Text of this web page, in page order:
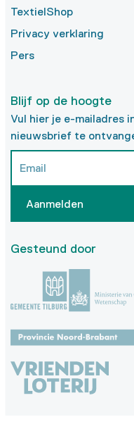
TextielShop
Privacy verklaring
Pers
Blijf op de hoogte
Vul hier je e-mailadres
nieuwsbrief te
Aanmelden
Gesteund door